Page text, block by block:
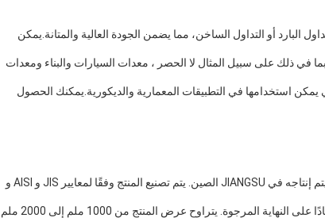
البارد أو التداول الساخن، مما يضمن الجودة العالية والمتانة.يمكن
في ذلك على سبيل المثال لا الحصر ، معدات السيارات والبناء ومعدات
يمكن استخدامها في التطبيقات المعمارية والديكورية.يمكنك الحصول
المنتج متوفر في نماذج مختلفة ، بما في ذلك ASTM و AISI و ASTM ، ويتم إنتاجه في JIANGSU الصين. يتم تصنيع المنتج وفقًا لمعايير JIS و AISI و
يتم إنتاج المنتج باستخدام تقنيات المطاط البارد أو المطاط الساخن ، اعتمادًا على النهاية المرجوة. يتراوح عرض المنتج من 1000 ملم إلى 2000 ملم